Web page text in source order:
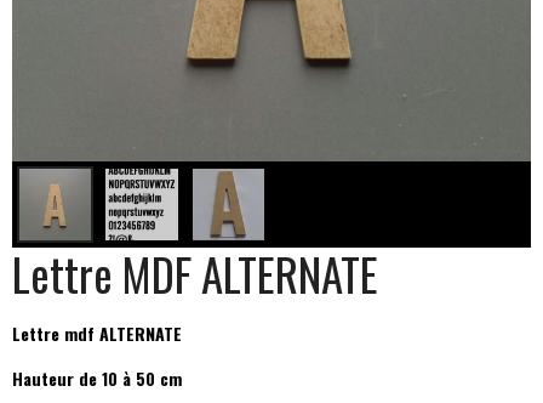
Lettre MDF ALTERNATE
Lettre mdf ALTERNATE
Hauteur de 10 à 50 cm